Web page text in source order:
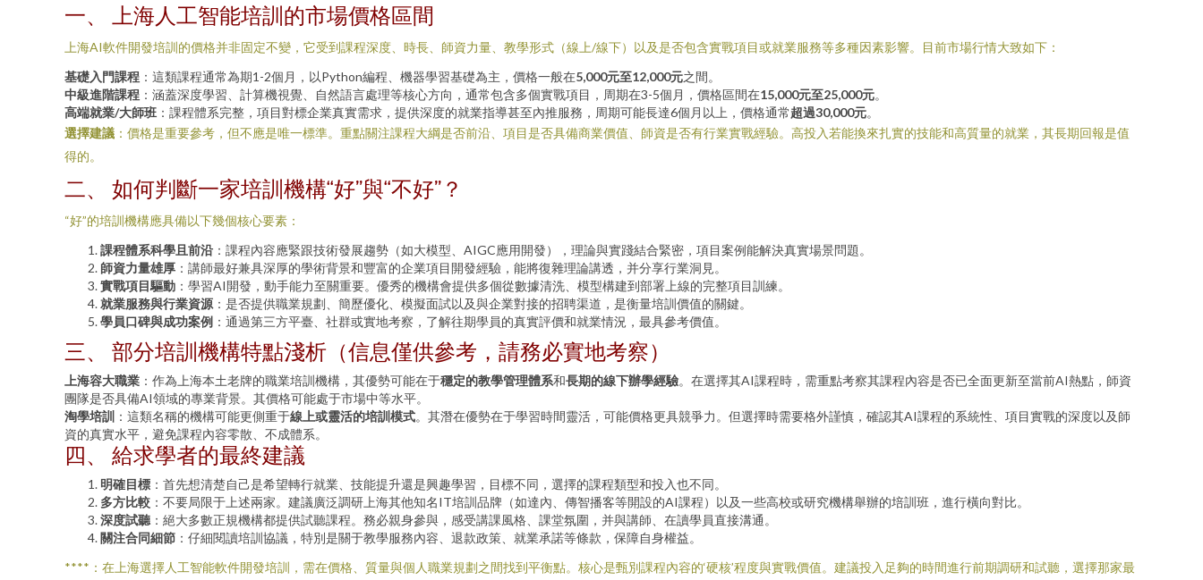
一、 上海人工智能培訓的市場價格區間
上海AI軟件開發培訓的價格并非固定不變，它受到課程深度、時長、師資力量、教學形式（線上/線下）以及是否包含實戰項目或就業服務等多種因素影響。目前市場行情大致如下：
基礎入門課程 ：這類課程通常為期1-2個月，以Python編程、機器學習基礎為主，價格一般在5,000元至12,000元之間。
中級進階課程 ：涵蓋深度學習、計算機視覺、自然語言處理等核心方向，通常包含多個實戰項目，周期在3-5個月，價格區間在15,000元至25,000元。
高端就業/大師班 ：課程體系完整，項目對標企業真實需求，提供深度的就業指導甚至內推服務，周期可能長達6個月以上，價格通常超過30,000元。
選擇建議 ：價格是重要參考，但不應是唯一標準。重點關注課程大綱是否前沿、項目是否具備商業價值、師資是否有行業實戰經驗。高投入若能換來扎實的技能和高質量的就業，其長期回報是值
得的。
二、 如何判斷一家培訓機構“好”與“不好”？
“好”的培訓機構應具備以下幾個核心要素：
課程體系科學且前沿 ：課程內容應緊跟技術發展趨勢（如大模型、AIGC應用開發），理論與實踐結合緊密，項目案例能解決真實場景問題。
師資力量雄厚 ：講師最好兼具深厚的學術背景和豐富的企業項目開發經驗，能將復雜理論講透，并分享行業洞見。
實戰項目驅動 ：學習AI開發，動手能力至關重要。優秀的機構會提供多個從數據清洗、模型構建到部署上線的完整項目訓練。
就業服務與行業資源 ：是否提供職業規劃、簡歷優化、模擬面試以及與企業對接的招聘渠道，是衡量培訓價值的關鍵。
學員口碑與成功案例 ：通過第三方平臺、社群或實地考察，了解往期學員的真實評價和就業情況，最具參考價值。
三、 部分培訓機構特點淺析（信息僅供參考，請務必實地考察）
上海容大職業 ：作為上海本土老牌的職業培訓機構，其優勢可能在于穩定的教學管理體系和長期的線下辦學經驗。在選擇其AI課程時，需重點考察其課程內容是否已全面更新至當前AI熱點，師資
團隊是否具備AI領域的專業背景。其價格可能處于市場中等水平。
淘學培訓 ：這類名稱的機構可能更側重于線上或靈活的培訓模式。其潛在優勢在于學習時間靈活，可能價格更具競爭力。但選擇時需要格外謹慎，確認其AI課程的系統性、項目實戰的深度以及師
資的真實水平，避免課程內容零散、不成體系。
四、 給求學者的最終建議
明確目標 ：首先想清楚自己是希望轉行就業、技能提升還是興趣學習，目標不同，選擇的課程類型和投入也不同。
多方比較 ：不要局限于上述兩家。建議廣泛調研上海其他知名IT培訓品牌（如達內、傳智播客等開設的AI課程）以及一些高校或研究機構舉辦的培訓班，進行橫向對比。
深度試聽 ：絕大多數正規機構都提供試聽課程。務必親身參與，感受講課風格、課堂氛圍，并與講師、在讀學員直接溝通。
關注合同細節 ：仔細閱讀培訓協議，特別是關于教學服務內容、退款政策、就業承諾等條款，保障自身權益。
****：在上海選擇人工智能軟件開發培訓，需在價格、質量與個人職業規劃之間找到平衡點。核心是甄別課程內容的‘硬核’程度與實戰價值。建議投入足夠的時間進行前期調研和試聽，選擇那家最